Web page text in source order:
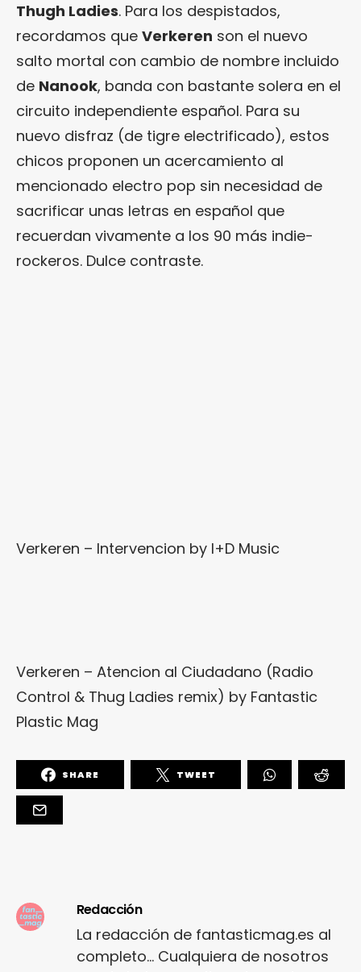
Thugh Ladies. Para los despistados,
recordamos que Verkeren son el nuevo
salto mortal con cambio de nombre incluido
de Nanook, banda con bastante solera en el
circuito independiente español. Para su
nuevo disfraz (de tigre electrificado), estos
chicos proponen un acercamiento al
mencionado electro pop sin necesidad de
sacrificar unas letras en español que
recuerdan vivamente a los 90 más indie-
rockeros. Dulce contraste.
Verkeren – Intervencion by I+D Music
Verkeren – Atencion al Ciudadano (Radio
Control & Thug Ladies remix) by Fantastic
Plastic Mag
SHARE TWEET
Redacción
La redacción de fantasticmag.es al
completo... Cualquiera de nosotros